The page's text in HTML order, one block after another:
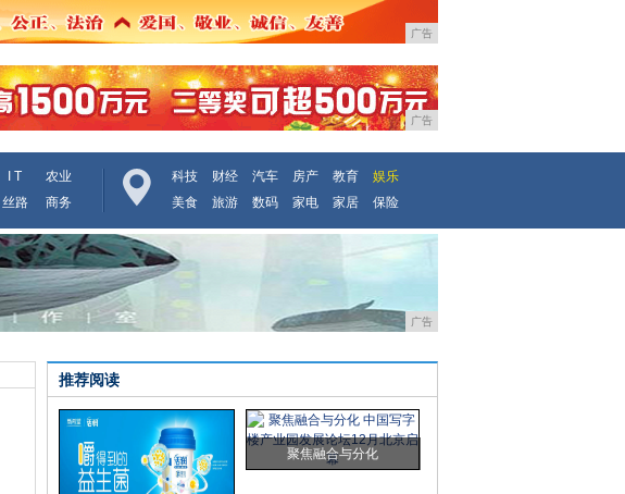
广告
广告
I T
农业
丝路 商务
科技 财经 汽车 房产 教育
娱乐
美食
旅游 数码 家电 家居 保险
广告
推荐阅读
聚焦融合与分化